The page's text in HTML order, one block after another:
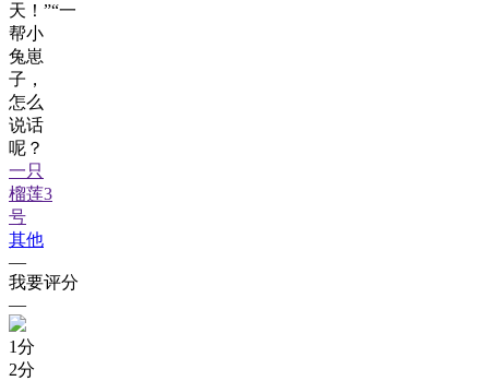
天！”“一
帮小
兔崽
子，
怎么
说话
呢？
一只
榴莲3
号
其他
—
我要评分
—
1分
2分